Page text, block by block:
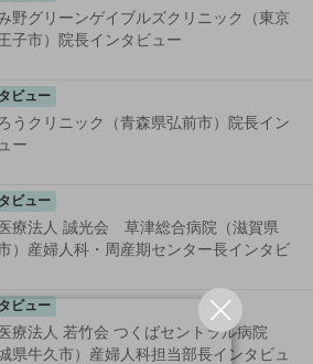
野グリーンゲイブルズクリニック（東京
子市）院長インタビュー
ビュー
うクリニック（青森県弘前市）院長イン
ー
ビュー
療法人 誠光会 草津総合病院（滋賀県
）産婦人科・周産期センター長インタビ
ビュー
療法人 若竹会 つくばセントラル病院
城県牛久市）産婦人科担当部長インタビュ